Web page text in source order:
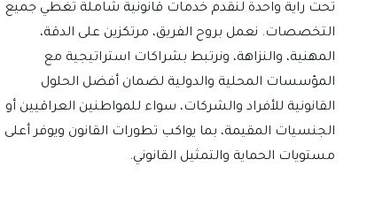
تحت راية واحدة لنقدم خدمات قانونية شاملة تغطي جميع
التخصصات. نعمل بروح الفريق، مرتكزين على الدقة،
المهنية، والنزاهة، ونرتبط بشراكات استراتيجية مع
المؤسسات المحلية والدولية لضمان أفضل الحلول
القانونية للأفراد والشركات، سواء للمواطنين العراقيين أو
الجنسيات المقيمة، بما يواكب تطورات القانون ويوفر أعلى
مستويات الحماية والتمثيل القانوني.